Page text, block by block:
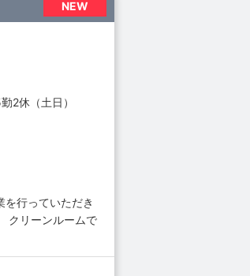
NEW
2休（土日）
行っていただき
クリーンルームで